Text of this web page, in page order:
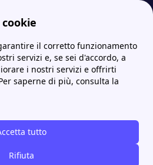
il corretto funzionamento
servizi e, se sei d'accordo, a
i nostri servizi e offrirti
saperne di più, consulta la
tutto
Rifiuta
Ascotrade voltura: Documenti, Costi e tempistiche
e